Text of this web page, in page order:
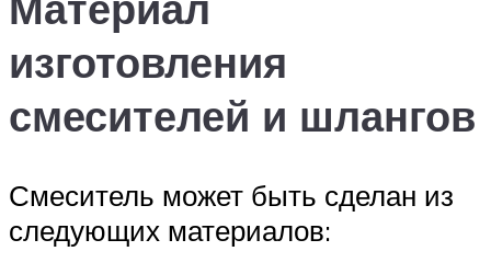
изготовления
смесителей и шлангов
Смеситель может быть сделан из
следующих материалов: